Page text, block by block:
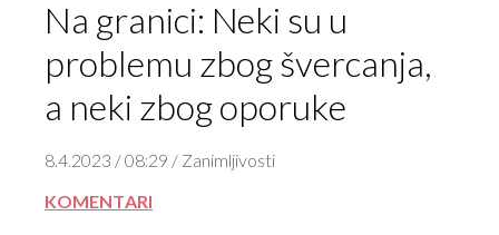
Na granici: Neki su u
problemu zbog švercanja,
a neki zbog oporuke
8.4.2023 / 08:29 / Zanimljivosti
KOMENTARI